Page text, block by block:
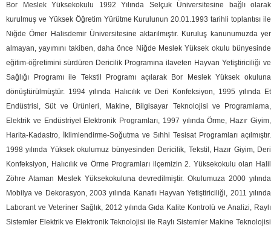
Bor Meslek Yüksekokulu 1992 Yılında Selçuk Üniversitesine bağlı olarak
kurulmuş ve Yüksek Öğretim Yürütme Kurulunun 20.01.1993 tarihli toplantısı ile
NiğdeÖmer Halisdemir Üniversitesine aktarılmıştır. Kuruluş kanunumuzda yer
almayan, yayımını takiben, daha önce Niğde Meslek Yüksek okulu bünyesinde
eğitim-öğretimini sürdüren Dericilik Programına ilaveten Hayvan Yetiştiriciliği ve
Sağlığı Programı ile Tekstil Programı açılarak Bor Meslek Yüksek okuluna
dönüştürülmüştür. 1994 yılında Halıcılık ve Deri Konfeksiyon, 1995 yılında Et
Endüstrisi, Süt ve Ürünleri, Makine, Bilgisayar Teknolojisi ve Programlama,
Elektrik ve Endüstriyel Elektronik Programları, 1997 yılında Örme, Hazır Giyim,
Harita-Kadastro, İklimlendirme-Soğutma ve Sıhhi Tesisat Programları açılmıştır.
1998 yılında Yüksek okulumuz bünyesinden Dericilik, Tekstil, Hazır Giyim, Deri
Konfeksiyon, Halıcılık ve Örme Programları ilçemizin 2. Yüksekokulu olan Halil
Zöhre Ataman Meslek Yüksekokuluna devredilmiştir. Okulumuza 2000 yılında
Mobilya ve Dekorasyon, 2003 yılında Kanatlı Hayvan Yetiştiriciliği, 2011 yılında
Laborant ve Veteriner Sağlık, 2012 yılında Gıda Kalite Kontrolü ve Analizi, Raylı
Sistemler Elektrik ve Elektronik Teknolojisi ile Raylı Sistemler Makine Teknolojisi